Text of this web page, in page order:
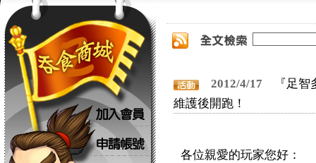
2012/4/17
『足
維護後開跑！
各位親愛的玩家您好：